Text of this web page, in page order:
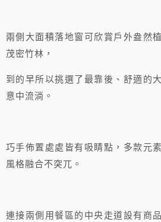
兩側大面積落地窗可欣賞戶外盎然
茂密竹林，
到的早所以挑選了最靠後、舒適的
意中流淌。
巧手佈置處處皆有吸睛點，多款元
風格融合不突兀。
連接兩側用餐區的中央走道設有商